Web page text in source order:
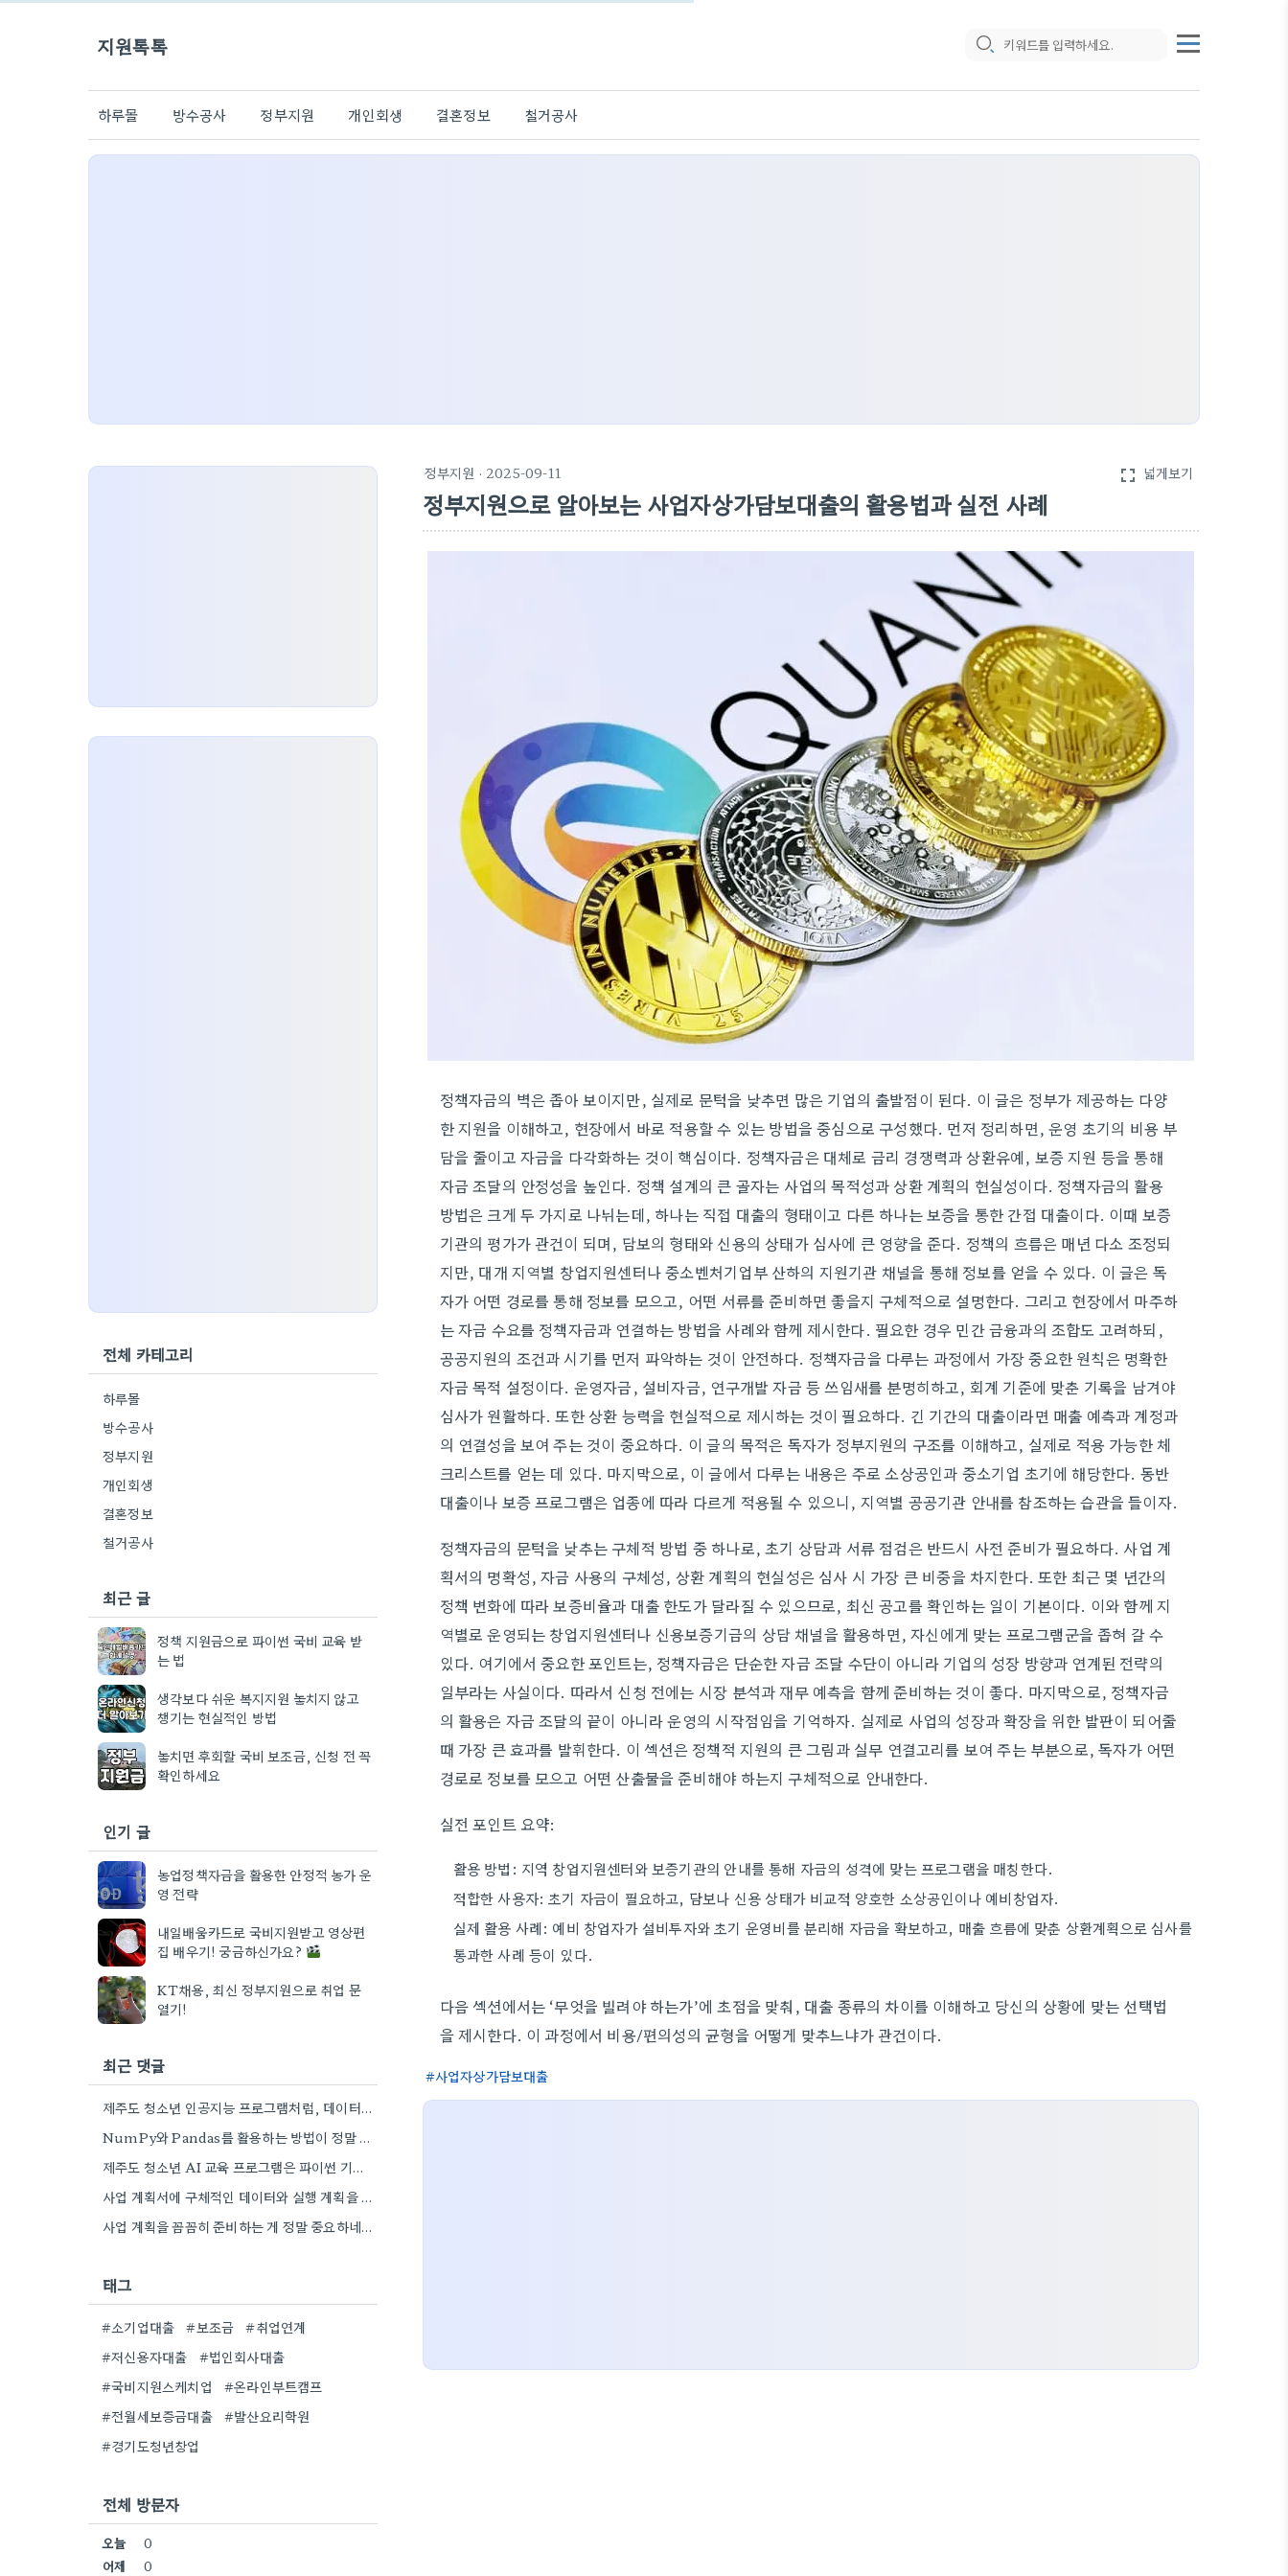
지원톡톡
하루몰 방수공사 정부지원 개인회생 결혼정보 철거공사
정부지원 · 2025-09-11 fullscreen 넓게보기
정부지원으로 알아보는 사업자상가담보대출의 활용법과 실전 사례
정책자금의 벽은 좁아 보이지만, 실제로 문턱을 낮추면 많은 기업의 출발점이 된다. 이 글은 정부가 제공하는 다양
한 지원을 이해하고, 현장에서 바로 적용할 수 있는 방법을 중심으로 구성했다. 먼저 정리하면, 운영 초기의 비용 부
담을 줄이고 자금을 다각화하는 것이 핵심이다. 정책자금은 대체로 금리 경쟁력과 상환유예, 보증 지원 등을 통해
자금 조달의 안정성을 높인다. 정책 설계의 큰 골자는 사업의 목적성과 상환 계획의 현실성이다. 정책자금의 활용
방법은 크게 두 가지로 나뉘는데, 하나는 직접 대출의 형태이고 다른 하나는 보증을 통한 간접 대출이다. 이때 보증
기관의 평가가 관건이 되며, 담보의 형태와 신용의 상태가 심사에 큰 영향을 준다. 정책의 흐름은 매년 다소 조정되
지만, 대개 지역별 창업지원센터나 중소벤처기업부 산하의 지원기관 채널을 통해 정보를 얻을 수 있다. 이 글은 독
자가 어떤 경로를 통해 정보를 모으고, 어떤 서류를 준비하면 좋을지 구체적으로 설명한다. 그리고 현장에서 마주하
는 자금 수요를 정책자금과 연결하는 방법을 사례와 함께 제시한다. 필요한 경우 민간 금융과의 조합도 고려하되,
공공지원의 조건과 시기를 먼저 파악하는 것이 안전하다. 정책자금을 다루는 과정에서 가장 중요한 원칙은 명확한
자금 목적 설정이다. 운영자금, 설비자금, 연구개발 자금 등 쓰임새를 분명히하고, 회계 기준에 맞춘 기록을 남겨야
심사가 원활하다. 또한 상환 능력을 현실적으로 제시하는 것이 필요하다. 긴 기간의 대출이라면 매출 예측과 계정과
의 연결성을 보여 주는 것이 중요하다. 이 글의 목적은 독자가 정부지원의 구조를 이해하고, 실제로 적용 가능한 체
크리스트를 얻는 데 있다. 마지막으로, 이 글에서 다루는 내용은 주로 소상공인과 중소기업 초기에 해당한다. 동반
대출이나 보증 프로그램은 업종에 따라 다르게 적용될 수 있으니, 지역별 공공기관 안내를 참조하는 습관을 들이자.
정책자금의 문턱을 낮추는 구체적 방법 중 하나로, 초기 상담과 서류 점검은 반드시 사전 준비가 필요하다. 사업 계
획서의 명확성, 자금 사용의 구체성, 상환 계획의 현실성은 심사 시 가장 큰 비중을 차지한다. 또한 최근 몇 년간의
정책 변화에 따라 보증비율과 대출 한도가 달라질 수 있으므로, 최신 공고를 확인하는 일이 기본이다. 이와 함께 지
역별로 운영되는 창업지원센터나 신용보증기금의 상담 채널을 활용하면, 자신에게 맞는 프로그램군을 좁혀 갈 수
있다. 여기에서 중요한 포인트는, 정책자금은 단순한 자금 조달 수단이 아니라 기업의 성장 방향과 연계된 전략의
일부라는 사실이다. 따라서 신청 전에는 시장 분석과 재무 예측을 함께 준비하는 것이 좋다. 마지막으로, 정책자금
의 활용은 자금 조달의 끝이 아니라 운영의 시작점임을 기억하자. 실제로 사업의 성장과 확장을 위한 발판이 되어줄
때 가장 큰 효과를 발휘한다. 이 섹션은 정책적 지원의 큰 그림과 실무 연결고리를 보여 주는 부분으로, 독자가 어떤
경로로 정보를 모으고 어떤 산출물을 준비해야 하는지 구체적으로 안내한다.
실전 포인트 요약:
활용 방법: 지역 창업지원센터와 보증기관의 안내를 통해 자금의 성격에 맞는 프로그램을 매칭한다.
적합한 사용자: 초기 자금이 필요하고, 담보나 신용 상태가 비교적 양호한 소상공인이나 예비창업자.
실제 활용 사례: 예비 창업자가 설비투자와 초기 운영비를 분리해 자금을 확보하고, 매출 흐름에 맞춘 상환계획으로 심사를
통과한 사례 등이 있다.
다음 섹션에서는 ‘무엇을 빌려야 하는가’에 초점을 맞춰, 대출 종류의 차이를 이해하고 당신의 상황에 맞는 선택법
을 제시한다. 이 과정에서 비용/편의성의 균형을 어떻게 맞추느냐가 관건이다.
사업자상가담보대출
전체 카테고리
하루몰
방수공사
정부지원
개인회생
결혼정보
철거공사
최근 글
정책 지원금으로 파이썬 국비 교육 받
는 법
생각보다 쉬운 복지지원 놓치지 않고
챙기는 현실적인 방법
놓치면 후회할 국비 보조금, 신청 전 꼭
확인하세요
인기 글
농업정책자금을 활용한 안정적 농가 운
영 전략
내일배움카드로 국비지원받고 영상편
집 배우기! 궁금하신가요?
KT채용, 최신 정부지원으로 취업 문
열기!
최근 댓글
제주도 청소년 인공지능 프로그램처럼, 데이터 분석 분야로 관심이 생겨서 오프라인 학원 정보 좀 더 찾아봐야겠네요.
NumPy와 Pandas를 활용하는 방법이 정말 궁금하네요. 어떤 교육 과정에서 좀 더 자세히 다루는지 알려주실 수…
제주도 청소년 AI 교육 프로그램은 파이썬 기초를 AI 개념과 함께 가르치는 방식이 흥미롭네요. 특히 인공지능…
사업 계획서에 구체적인 데이터와 실행 계획을 포함하는 게 핵심이네요. 제가 비슷한 경험이 있어서, 단순히 아이디어를…
사업 계획을 꼼꼼히 준비하는 게 정말 중요하네요. 특히 예상치 못한 지출 때문에 어려움을 겪는 경우도…
태그
#소기업대출 #보조금
#취업연계
#저신용자대출
#법인회사대출
#국비지원스케치업
#온라인부트캠프
#전월세보증금대출
#발산요리학원
#경기도청년창업
전체 방문자
오늘
0
어제
0